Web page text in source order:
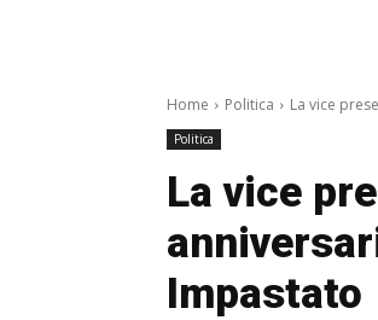
Home Politica La vice
Politica
La vice
Impastato